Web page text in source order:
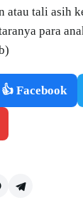
atau tali asih
para
👍 Facebook